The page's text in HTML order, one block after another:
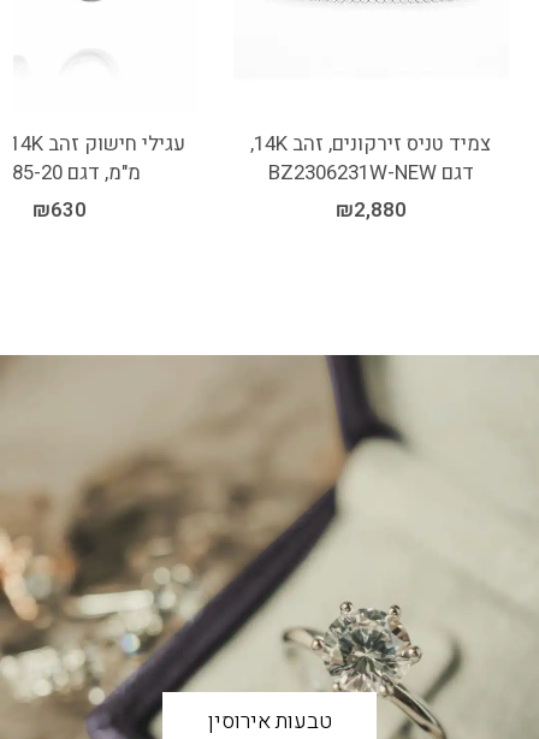
צמיד טניס זירקונים, זהב 14K,
דגם BZ2306231W-NEW
₪2,880
מ"מ, דגם EN085-20
₪630
טבעות אירוסין